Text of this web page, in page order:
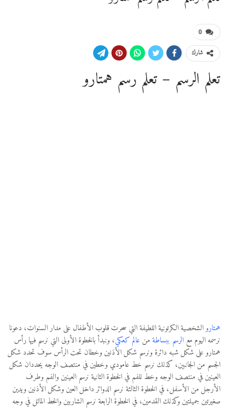
0
شارك
تعلم الرسم – تعلم رسم همتارو
همتاروالشخصية الكرتونية اللطيفة التي سحرت قلوب الأطفال على مدار السنوات، دعونا
نرسمه اليوم معالرسم ببساطةمن عالم كعكي، ونبدأ بالخطوة الأولى التي نرسم فيها رأس
همتارو على شكل شبه دائرة ونرسم شكل الأذنين وخطان تحت الرأس سوف تحدد شكل
الجسم من الجانبين، كذلك نرسم خط عامودي وخطين في منتصف الوجه يحددان شكل
العينين في منتصف الوجه وخط للفم في الخطوة الثانية نرسم العينين والفم وطرف
الأرجل من الأسفل، في الخطوة الثالثة نرسم الدوائر داخل العين وشكل الأذنين ويدين
صغيرتين جميلتين وكذلك القدمين، في الخطوة الرابعة نرسم الشاربين والخط المائل في وجه